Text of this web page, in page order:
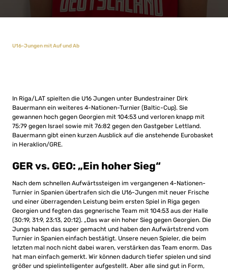
U16-Jungen mit Auf und Ab
In Riga/LAT spielten die U16 Jungen unter Bundestrainer Dirk
Bauermann ein weiteres 4-Nationen-Turnier (Baltic-Cup). Sie
gewannen hoch gegen Georgien mit 104:53 und verloren knapp mit
75:79 gegen Israel sowie mit 76:82 gegen den Gastgeber Lettland.
Bauermann gibt einen kurzen Ausblick auf die anstehende Eurobasket
in Heraklion/GRE.
GER vs. GEO: „Ein hoher Sieg“
Nach dem schnellen Aufwärtssteigen im vergangenen 4-Nationen-
Turnier in Spanien übertrafen sich die U16-Jungen mit neuer Frische
und einer überragenden Leistung beim ersten Spiel in Riga gegen
Georgien und fegten das gegnerische Team mit 104:53 aus der Halle
(30:19, 31:9, 23:13, 20:12). „Das war ein hoher Sieg gegen Georgien. Die
Jungs haben das super gemacht und haben den Aufwärtstrend vom
Turnier in Spanien einfach bestätigt. Unsere neuen Spieler, die beim
letzten mal noch nicht dabei waren, verstärken das Team enorm. Das
hat man einfach gemerkt. Wir können dadurch tiefer spielen und sind
größer und spielintelligenter aufgestellt. Aber alle sind gut in Form,